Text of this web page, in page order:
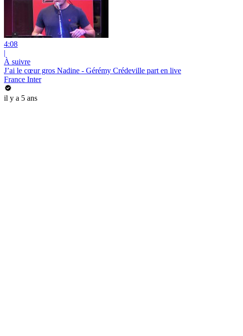
4:08
|
À suivre
J’ai le cœur gros Nadine - Gérémy Crédeville part en live
France Inter
il y a 5 ans